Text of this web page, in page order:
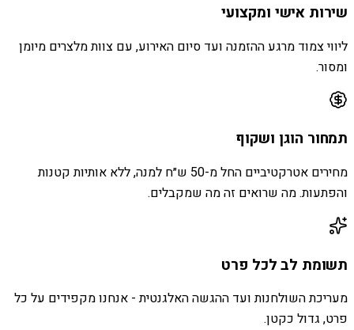
שירות אישי ומקצועי
ליווי צמוד מרגע ההזמנה ועד סיום האירוע, עם צוות מלצרים מיומן
ומסור.
תמחור הוגן ושקוף
מחירים אטרקטיביים החל מ-50 ש״ח למנה, ללא אותיות קטנות
והפתעות. מה שרואים זה מה שמקבלים.
תשומת לב לכל פרט
מעריכת השולחנות ועד ההגשה האלגנטית - אנחנו מקפידים על כל
פרט, גדול כקטן.